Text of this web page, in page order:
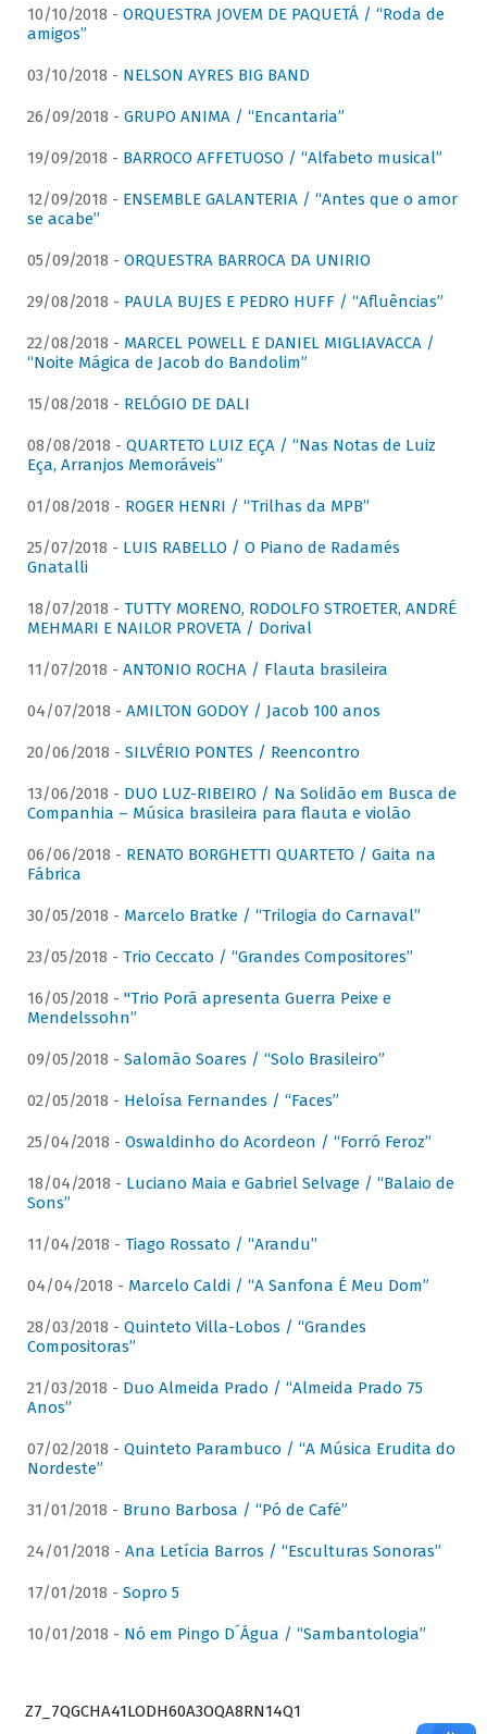
10/10/2018 - ORQUESTRA JOVEM DE PAQUETÁ / “Roda de
amigos”
03/10/2018 - NELSON AYRES BIG BAND
26/09/2018 - GRUPO ANIMA / “Encantaria”
19/09/2018 - BARROCO AFFETUOSO / “Alfabeto musical”
12/09/2018 - ENSEMBLE GALANTERIA / “Antes que o amor
se acabe”
05/09/2018 - ORQUESTRA BARROCA DA UNIRIO
29/08/2018 - PAULA BUJES E PEDRO HUFF / “Afluências”
22/08/2018 - MARCEL POWELL E DANIEL MIGLIAVACCA /
“Noite Mágica de Jacob do Bandolim”
15/08/2018 - RELÓGIO DE DALI
08/08/2018 - QUARTETO LUIZ EÇA / “Nas Notas de Luiz
Eça, Arranjos Memoráveis”
01/08/2018 - ROGER HENRI / “Trilhas da MPB”
25/07/2018 - LUIS RABELLO / O Piano de Radamés
Gnatalli
18/07/2018 - TUTTY MORENO, RODOLFO STROETER, ANDRÉ
MEHMARI E NAILOR PROVETA / Dorival
11/07/2018 - ANTONIO ROCHA / Flauta brasileira
04/07/2018 - AMILTON GODOY / Jacob 100 anos
20/06/2018 - SILVÉRIO PONTES / Reencontro
13/06/2018 - DUO LUZ-RIBEIRO / Na Solidão em Busca de
Companhia – Música brasileira para flauta e violão
06/06/2018 - RENATO BORGHETTI QUARTETO / Gaita na
Fábrica
30/05/2018 - Marcelo Bratke / “Trilogia do Carnaval”
23/05/2018 - Trio Ceccato / “Grandes Compositores”
16/05/2018 - "Trio Porã apresenta Guerra Peixe e
Mendelssohn”
09/05/2018 - Salomão Soares / “Solo Brasileiro”
02/05/2018 - Heloísa Fernandes / “Faces”
25/04/2018 - Oswaldinho do Acordeon / “Forró Feroz”
18/04/2018 - Luciano Maia e Gabriel Selvage / “Balaio de
Sons”
11/04/2018 - Tiago Rossato / “Arandu”
04/04/2018 - Marcelo Caldi / “A Sanfona É Meu Dom”
28/03/2018 - Quinteto Villa-Lobos / “Grandes
Compositoras”
21/03/2018 - Duo Almeida Prado / “Almeida Prado 75
Anos”
07/02/2018 - Quinteto Parambuco / “A Música Erudita do
Nordeste”
31/01/2018 - Bruno Barbosa / “Pó de Café”
24/01/2018 - Ana Letícia Barros / “Esculturas Sonoras”
17/01/2018 - Sopro 5
10/01/2018 - Nó em Pingo D´Água / “Sambantologia”
Z7_7QGCHA41LODH60A3OQA8RN14Q1